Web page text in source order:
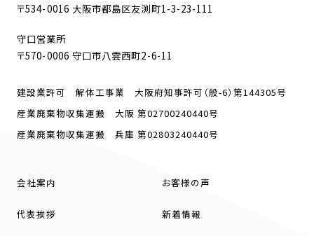
〒534-0016 大阪市都島区友渕町1-3-23-111
守口営業所
〒570-0006 守口市八雲西町2-6-11
建設業許可 解体工事業 大阪府知事許可（般-6）第144305号
産業廃棄物収集運搬 大阪 第02700240440号
産業廃棄物収集運搬 兵庫 第02803240440号
会社案内
代表挨拶
お客様の声
新着情報